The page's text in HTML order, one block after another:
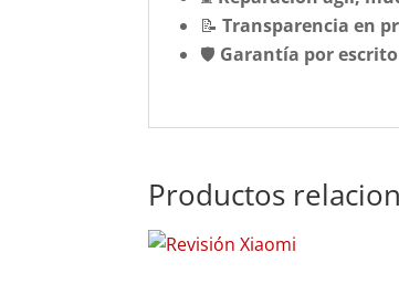
📝Transparencia en
🛡️ Garantía por
Productos